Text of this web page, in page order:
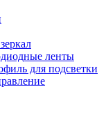
ленты
для подсветки